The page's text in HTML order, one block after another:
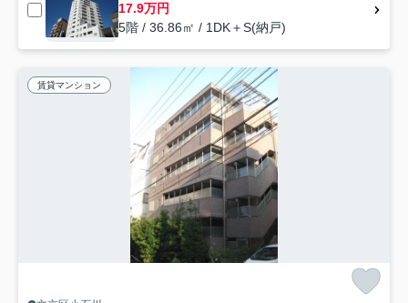
17.9万円
5階 / 36.86㎡ / 1DK＋S(納戸)
賃貸マンション